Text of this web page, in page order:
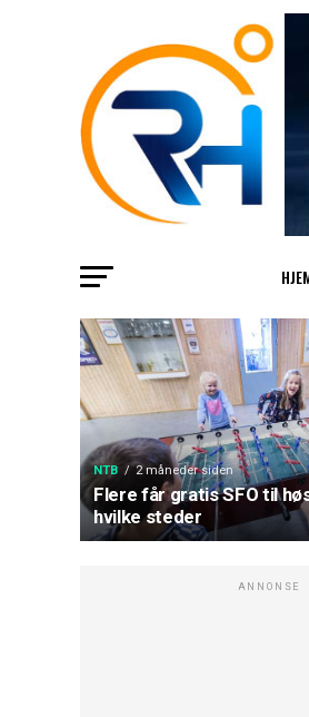
NTB 2 måneder siden
Flere får gratis SFO til
hvilke steder
ANNONSE